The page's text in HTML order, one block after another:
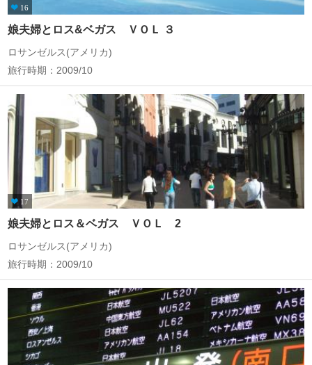
16
娘夫婦とロス&ベガス ＶＯＬ ３
ロサンゼルス(アメリカ)
旅行時期：2009/10
17
娘夫婦とロス＆ベガス ＶＯＬ 2
ロサンゼルス(アメリカ)
旅行時期：2009/10